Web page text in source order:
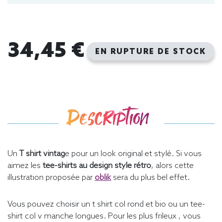
34,45 € EN RUPTURE DE STOCK
Description
Un T shirt vintage pour un look original et stylé. Si vous
aimez les tee-shirts au design style rétro, alors cette
illustration proposée par oblik sera du plus bel effet.
Vous pouvez choisir un t shirt col rond et bio ou un tee-
shirt col v manche longues. Pour les plus frileux , vous